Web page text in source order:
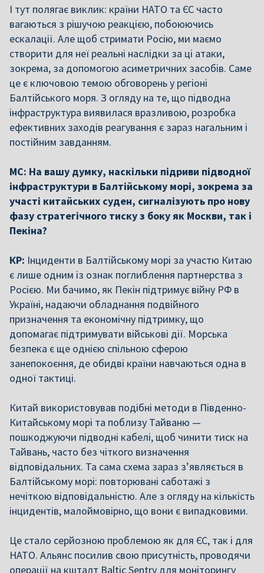
І тут полягає виклик: країни НАТО та ЄС часто
вагаються з рішучою реакцією, побоюючись
ескалації. Але щоб стримати Росію, ми маємо
створити для неї реальні наслідки за ці атаки,
зокрема, за допомогою асиметричних засобів. Саме
це є ключовою темою обговорень у регіоні
Балтійського моря. З огляду на те, що підводна
інфраструктура виявилася вразливою, розробка
ефективних заходів реагування є зараз нагальним і
постійним завданням.
МС: На вашу думку, наскільки підриви підводної
інфраструктури в Балтійському морі, зокрема за
участі китайських суден, сигналізують про нову
фазу стратегічного тиску з боку як Москви, так і
Пекіна?
КР: Інциденти в Балтійському морі за участю Китаю
є лише одним із ознак поглиблення партнерства з
Росією. Ми бачимо, як Пекін підтримує війну РФ в
Україні, надаючи обладнання подвійного
призначення та економічну підтримку, що
допомагає підтримувати військові дії. Морська
безпека є ще однією спільною сферою
занепокоєння, де обидві країни навчаються одна в
одної тактиці.
Китай використовував подібні методи в Південно-
Китайському морі та поблизу Тайваню —
пошкоджуючи підводні кабелі, щоб чинити тиск на
Тайвань, часто без чіткого визначення
відповідальних. Та сама схема зараз з’являється в
Балтійському морі: повторювані саботажі з
нечіткою відповідальністю. Але з огляду на кількість
інцидентів, малоймовірно, що вони є випадковими.
Це стало серйозною проблемою як для ЄС, так і для
НАТО. Альянс посилив свою присутність, проводячи
операції на кшталт Baltic Sentry для моніторингу